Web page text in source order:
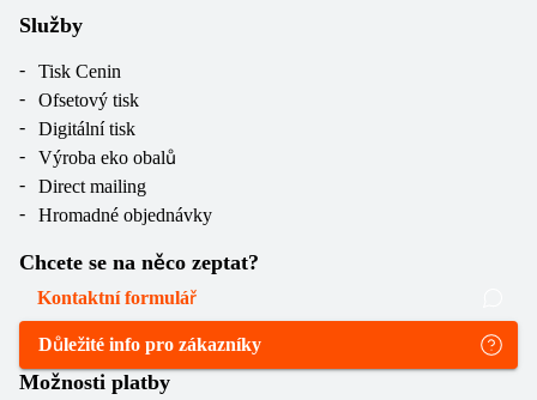
Služby
Tisk Cenin
Ofsetový tisk
Digitální tisk
Výroba eko obalů
Direct mailing
Hromadné objednávky
Chcete se na něco zeptat?
Kontaktní formulář
Důležité info pro zákazníky
Možnosti platby